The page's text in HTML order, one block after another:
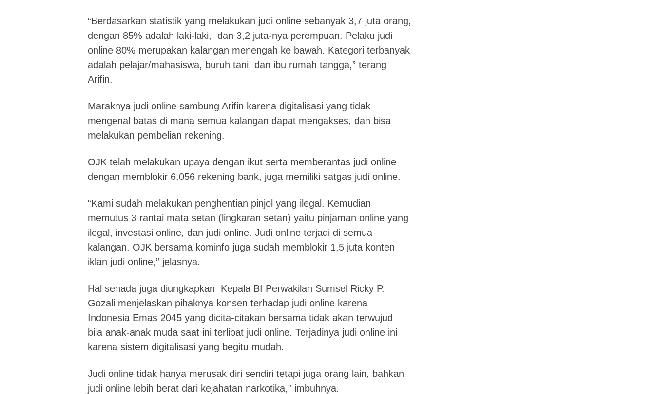
“Berdasarkan statistik yang melakukan judi online sebanyak 3,7 juta orang,
dengan 85% adalah laki-laki, dan 3,2 juta-nya perempuan. Pelaku judi
online 80% merupakan kalangan menengah ke bawah. Kategori terbanyak
adalah pelajar/mahasiswa, buruh tani, dan ibu rumah tangga,” terang
Arifin.
Maraknya judi online sambung Arifin karena digitalisasi yang tidak
mengenal batas di mana semua kalangan dapat mengakses, dan bisa
melakukan pembelian rekening.
OJK telah melakukan upaya dengan ikut serta memberantas judi online
dengan memblokir 6.056 rekening bank, juga memiliki satgas judi online.
“Kami sudah melakukan penghentian pinjol yang ilegal. Kemudian
memutus 3 rantai mata setan (lingkaran setan) yaitu pinjaman online yang
ilegal, investasi online, dan judi online. Judi online terjadi di semua
kalangan. OJK bersama kominfo juga sudah memblokir 1,5 juta konten
iklan judi online,” jelasnya.
Hal senada juga diungkapkan Kepala BI Perwakilan Sumsel Ricky P.
Gozali menjelaskan pihaknya konsen terhadap judi online karena
Indonesia Emas 2045 yang dicita-citakan bersama tidak akan terwujud
bila anak-anak muda saat ini terlibat judi online. Terjadinya judi online ini
karena sistem digitalisasi yang begitu mudah.
Judi online tidak hanya merusak diri sendiri tetapi juga orang lain, bahkan
judi online lebih berat dari kejahatan narkotika,” imbuhnya.